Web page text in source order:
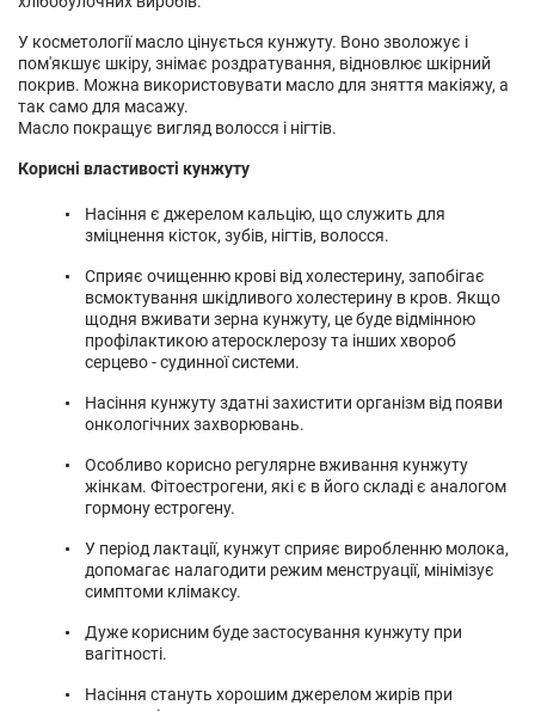
У косметології масло цінується кунжуту. Воно зволожує і
пом'якшує шкіру, знімає роздратування, відновлює шкірний
покрив. Можна використовувати масло для зняття макіяжу, а
так само для масажу.
Масло покращує вигляд волосся і нігтів.
Корисні властивості кунжуту
Насіння є джерелом кальцію, що служить для
зміцнення кісток, зубів, нігтів, волосся.
Сприяє очищенню крові від холестерину, запобігає
всмоктування шкідливого холестерину в кров. Якщо
щодня вживати зерна кунжуту, це буде відмінною
профілактикою атеросклерозу та інших хвороб
серцево - судинної системи.
Насіння кунжуту здатні захистити організм від появи
онкологічних захворювань.
Особливо корисно регулярне вживання кунжуту
жінкам. Фітоестрогени, які є в його складі є аналогом
гормону естрогену.
У період лактації, кунжут сприяє виробленню молока,
допомагає налагодити режим менструації, мінімізує
симптоми клімаксу.
Дуже корисним буде застосування кунжуту при
вагітності.
Насіння стануть хорошим джерелом жирів при